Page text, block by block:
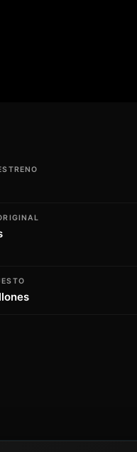
estas guardianas del
Con testimonios de